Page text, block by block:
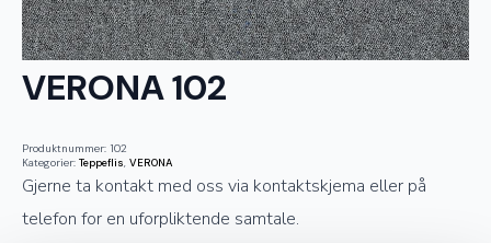
VERONA 102
Produktnummer: 102
Kategorier: Teppeflis, VERONA
Gjerne ta kontakt med oss via kontaktskjema eller på
telefon for en uforpliktende samtale.